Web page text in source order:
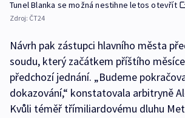
Tunel Blanka se možná nestihne letos otevřít
Zdroj: ČT24
Návrh pak zástupci hlavního města
soudu, který začátkem příštího
předchozí jednání. „Budeme
dokazování,“ konstatovala arbitryně
Kvůli téměř třímiliardovému dluhu